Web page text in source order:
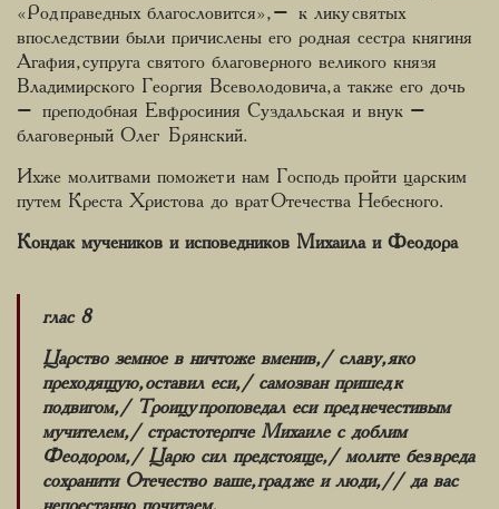
«Род праведных благословится», – к лику святых
впоследствии были причислены его родная сестра княгиня
Агафия, супруга святого благоверного великого князя
Владимирского Георгия Всеволодовича, а также его дочь
– преподобная Евфросиния Суздальская и внук –
благоверный Олег Брянский.
Ихже молитвами поможет и нам Господь пройти царским
путем Креста Христова до врат Отечества Небесного.
Кондак мучеников и исповедников Михаила и Феодора
глас 8
Царство земное в ничтоже вменив,/ славу, яко
преходящую, оставил еси,/ самозван пришед к
подвигом,/ Троицу проповедал еси пред нечестивым
мучителем,/ страстотерпче Михаиле с доблим
Феодором,/ Царю сил предстояще,/ молите без вреда
сохранити Отечество ваше, град же и люди,// да вас